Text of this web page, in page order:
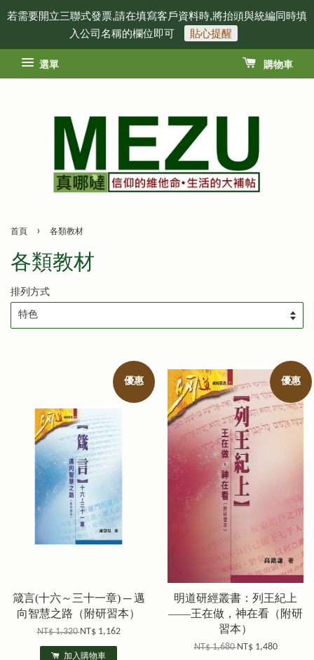
若需要開立三聯式發票,請在填寫客戶資料時,將抬頭與統編同時填
入公司名稱的欄位即可
貼心提醒
選單 購物車
首頁 › 各類教材
各類教材
排列方式
優惠
箴言(十六～三十一章) ─ 邁
向智慧之路（附研習本）
NT$ 1,320NT$ 1,162
加入購物車
優惠
明道研經叢書：列王紀上
——王在做，神在看（附研
習本）
NT$ 1,680NT$ 1,480